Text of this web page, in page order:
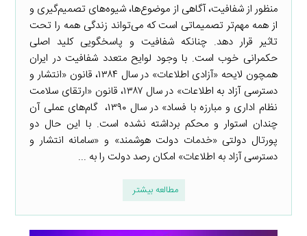
منظور از شفافیت، آگاهی از موضوع‌ها، شیوه‌های تصمیم‌گیری و
از همه مهم‌تر تصمیماتی است که می‌تواند زندگی همه را تحت
تاثیر قرار دهد. چنانکه شفافیت و پاسخگویی کلید اصلی
حکمرانی خوب است. با وجود لوایح متعدد شفافیت در ایران
همچون لایحه «آزادی اطلاعات» در سال ۱۳۸۴، قانون «انتشار و
دسترسی آزاد به اطلاعات» در سال ۱۳۸۷، قانون «ارتقای سلامت
نظام اداری و مبارزه با فساد» در سال ۱۳۹۰، گام‌های عملی آن
چندان استوار و محکم برداشته نشده است. با این حال دو
پورتال دولتی «خدمات دولت هوشمند» و «سامانه انتشار و
دسترسی آزاد به اطلاعات» امکان رصد دولت را به ...
مطالعه بیشتر